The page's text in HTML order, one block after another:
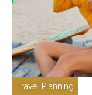
Travel Planning